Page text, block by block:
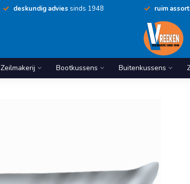
deskundig advies sinds 1948 ruim
Zeilmakerij Bootkussens Buitenkussens